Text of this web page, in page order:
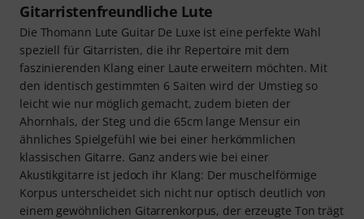
Gitarristenfreundliche Lute
Die Thomann Lute Guitar De Luxe ist eine perfekte Wahl
speziell für Gitarristen, die ihr Repertoire mit dem
faszinierenden Klang einer Laute erweitern möchten. Mit
den identisch gestimmten 6 Saiten wird der Umstieg so
leicht wie nur möglich gemacht, zudem bieten der
Ahornhals, der Steg und die 65cm lange Mensur ein
ähnliches Spielgefühl wie bei einer herkömmlichen
klassischen Gitarre. Ganz anders wie bei einer
Akustikgitarre ist jedoch ihr Klang: Der muschelförmige
Korpus unterscheidet sich nicht nur optisch deutlich von
einem gewöhnlichen Gitarrenkorpus, der erzeugte Ton trägt